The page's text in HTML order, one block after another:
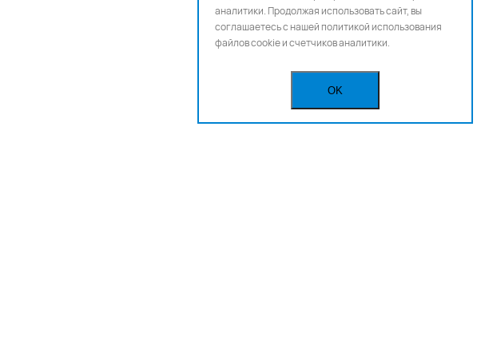
аналитики. Продолжая использовать сайт, вы
соглашаетесь с нашейполитикой использования
файлов cookie и счетчиков аналитики.
OK